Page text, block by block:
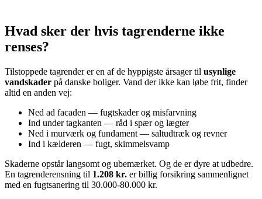
Hvad sker der hvis tagrenderne ikke
renses?
Tilstoppede tagrender er en af de hyppigste årsager til usynlige
vandskader på danske boliger. Vand der ikke kan løbe frit, finder
altid en anden vej:
Ned ad facaden — fugtskader og misfarvning
Ind under tagkanten — råd i spær og lægter
Ned i murværk og fundament — saltudtræk og revner
Ind i kælderen — fugt, skimmelsvamp
Skaderne opstår langsomt og ubemærket. Og de er dyre at udbedre.
En tagrenderensning til 1.208 kr. er billig forsikring sammenlignet
med en fugtsanering til 30.000-80.000 kr.